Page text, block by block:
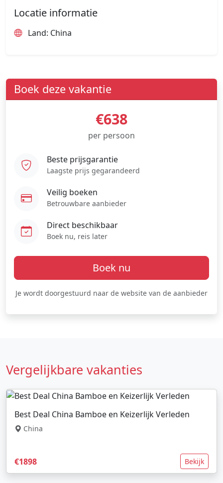
Locatie informatie
Land: China
Boek deze vakantie
€638
per persoon
Beste prijsgarantie
Laagste prijs gegarandeerd
Veilig boeken
Betrouwbare aanbieder
Direct beschikbaar
Boek nu, reis later
Boek nu
Je wordt doorgestuurd naar de website van de aanbieder
Vergelijkbare vakanties
Best Deal China Bamboe en Keizerlijk Verleden
China
€1898 Bekijk